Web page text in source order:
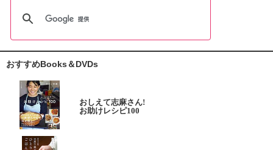
おすすめBooks＆DVDs
おしえて志麻さん!
お助けレシピ100